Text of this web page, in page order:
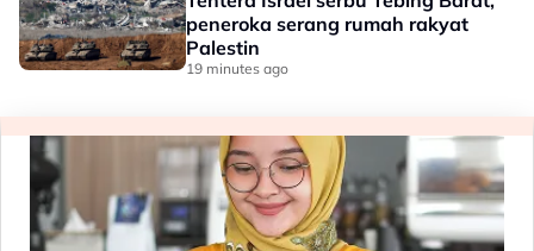
peneroka serang rumah rakyat
Palestin
19 minutes ago